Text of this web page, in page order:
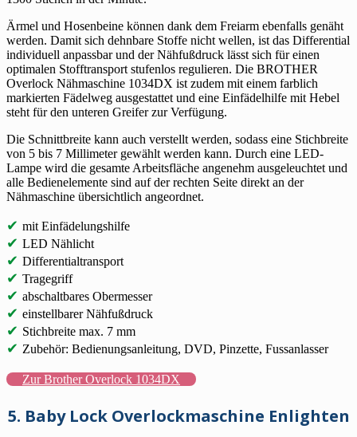
Ärmel und Hosenbeine können dank dem Freiarm ebenfalls genäht
werden. Damit sich dehnbare Stoffe nicht wellen, ist das Differential
individuell anpassbar und der Nähfußdruck lässt sich für einen
optimalen Stofftransport stufenlos regulieren. Die BROTHER
Overlock Nähmaschine 1034DX ist zudem mit einem farblich
markierten Fädelweg ausgestattet und eine Einfädelhilfe mit Hebel
steht für den unteren Greifer zur Verfügung.
Die Schnittbreite kann auch verstellt werden, sodass eine Stichbreite
von 5 bis 7 Millimeter gewählt werden kann. Durch eine LED-
Lampe wird die gesamte Arbeitsfläche angenehm ausgeleuchtet und
alle Bedienelemente sind auf der rechten Seite direkt an der
Nähmaschine übersichtlich angeordnet.
✔ mit Einfädelungshilfe
✔ LED Nählicht
✔ Differentialtransport
✔ Tragegriff
✔ abschaltbares Obermesser
✔ einstellbarer Nähfußdruck
✔ Stichbreite max. 7 mm
✔ Zubehör: Bedienungsanleitung, DVD, Pinzette, Fussanlasser
Zur Brother Overlock 1034DX
5. Baby Lock Overlockmaschine Enlighten